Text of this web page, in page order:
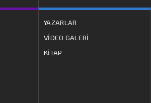
YAZARLAR
VİDEO GALERİ
KİTAP